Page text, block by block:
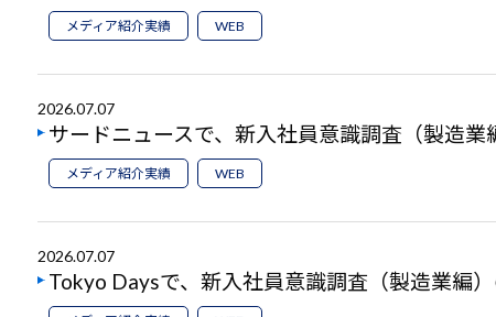
メディア紹介実績 WEB
2026.07.07
サードニュースで、新入社員意識調査（製造
メディア紹介実績 WEB
2026.07.07
Tokyo Daysで、新入社員意識調査（製造業編